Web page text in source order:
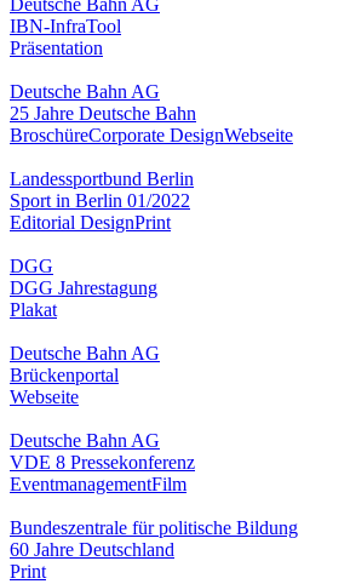
IBN-InfraTool
Präsentation
Deutsche Bahn AG
25 Jahre Deutsche Bahn
BroschüreCorporate DesignWebseite
Landessportbund Berlin
Sport in Berlin 01/2022
Editorial DesignPrint
DGG
DGG Jahrestagung
Plakat
Deutsche Bahn AG
Brückenportal
Webseite
Deutsche Bahn AG
VDE 8 Pressekonferenz
EventmanagementFilm
Bundeszentrale für politische Bildung
60 Jahre Deutschland
Print